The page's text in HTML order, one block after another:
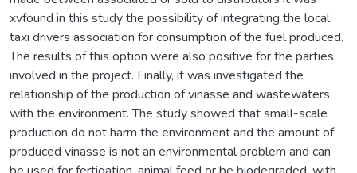
xvfound in this study the possibility of integrating the local
taxi drivers association for consumption of the fuel produced.
The results of this option were also positive for the parties
involved in the project. Finally, it was investigated the
relationship of the production of vinasse and wastewaters
with the environment. The study showed that small-scale
production do not harm the environment and the amount of
produced vinasse is not an environmental problem and can